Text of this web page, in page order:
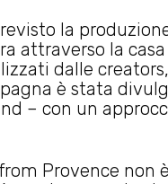
la
attraverso la
dalle
è stata
– con un
Provence non